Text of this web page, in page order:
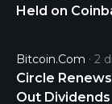
Held on
Bitcoin.com 2
Circle
Out Dividends